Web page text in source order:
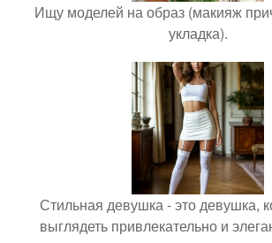
Ищу моделей на образ (макияж
укладка).
Стильная девушка - это девушка,
выглядеть привлекательно и